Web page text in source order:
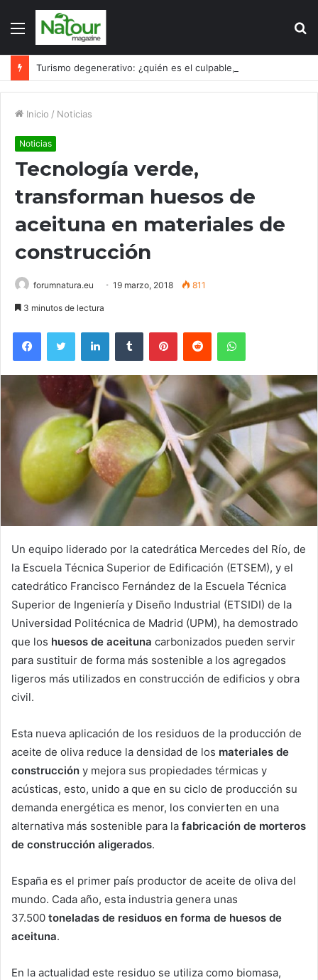
Menú
Inicio / Noticias
Noticias
Tecnología verde,
transforman huesos de
aceituna en materiales de
construcción
forumnatura.eu 19 marzo, 2018 811
3 minutos de lectura
FacebookTwitter LinkedInTumblr PinterestReddit WhatsApp
Un equipo liderado por la catedrática Mercedes del Río, de
la Escuela Técnica Superior de Edificación (ETSEM), y el
catedrático Francisco Fernández de la Escuela Técnica
Superior de Ingeniería y Diseño Industrial (ETSIDI) de la
Universidad Politécnica de Madrid (UPM), ha demostrado
que los huesos de aceituna carbonizados pueden servir
para sustituir de forma más sostenible a los agregados
ligeros más utilizados en construcción de edificios y obra
civil.
Esta nueva aplicación de los residuos de la producción de
aceite de oliva reduce la densidad de los materiales de
construcción y mejora sus propiedades térmicas y
acústicas, esto, unido a que en su ciclo de producción su
demanda energética es menor, los convierten en una
alternativa más sostenible para la fabricación de morteros
de construcción aligerados.
España es el primer país productor de aceite de oliva del
mundo. Cada año, esta industria genera unas
37.500 toneladas de residuos en forma de huesos de
aceituna.
En la actualidad este residuo se utiliza como biomasa,